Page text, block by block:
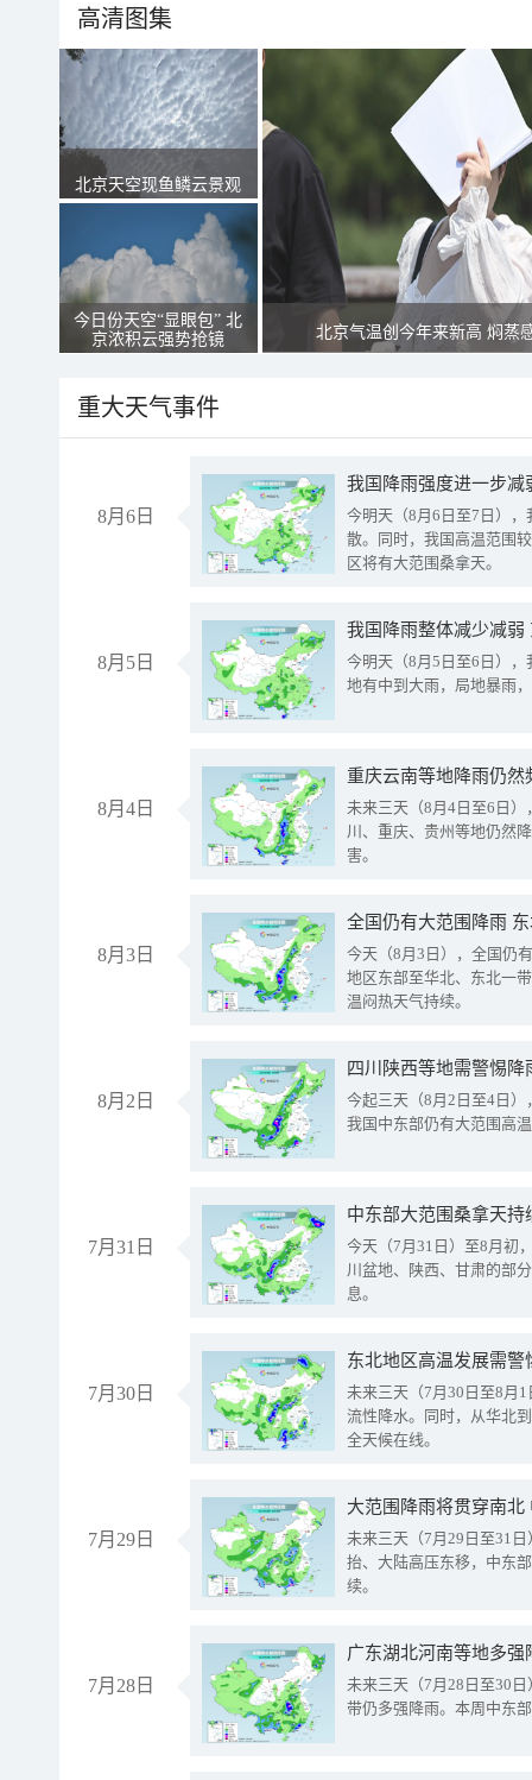
高清图集
北京天空现鱼鳞云景观
今日份天空“显眼包” 北
京浓积云强势抢镜
北京气温创今年来新高 焖蒸
重大天气事件
8月6日
今明天（8月6日至7日）
散。同时，我国高温范围
区将有大范围桑拿天。
8月5日
我国降雨整体减少减弱
今明天（8月5日至6日）
地有中到大雨，局地暴雨
8月4日
重庆云南等地降雨仍然
未来三天（8月4日至6日
川、重庆、贵州等地仍然
害。
8月3日
全国仍有大范围降雨
今天（8月3日），全国仍
地区东部至华北、东北一
温闷热天气持续。
8月2日
今起三天（8月2日至4日
我国中东部仍有大范围高
7月31日
中东部大范围桑拿天
今天（7月31日）至8月初
川盆地、陕西、甘肃的部
息。
7月30日
东北地区高温发展需
未来三天（7月30日至8月
流性降水。同时，从华北
全天候在线。
7月29日
大范围降雨将贯穿南
未来三天（7月29日至31
抬、大陆高压东移，中东
续。
7月28日
广东湖北河南等地多
未来三天（7月28日至30
带仍多强降雨。本周中东